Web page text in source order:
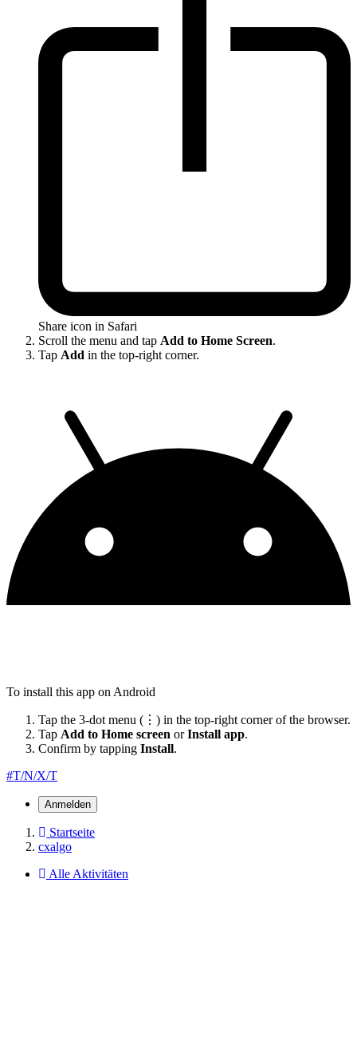
Share icon in Safari
Scroll the menu and tap Add to Home Screen.
Tap Add in the top-right corner.
To install this app on Android
Tap the 3-dot menu (⋮) in the top-right corner of the browser.
Tap Add to Home screen orInstall app.
Confirm by tapping Install.
#T/N/X/T
Anmelden
Startseite
cxalgo
Alle Aktivitäten